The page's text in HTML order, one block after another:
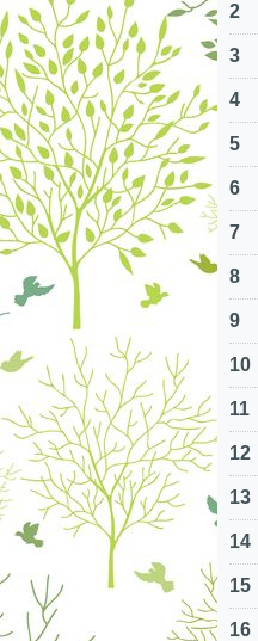
2
3
4
5
6
7
8
9
10
11
12
13
14
15
16